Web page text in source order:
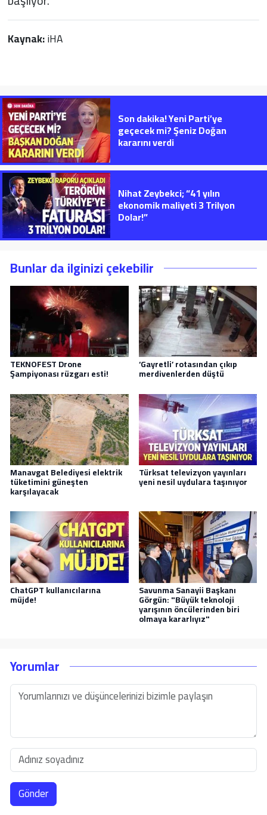
Kaynak:iHA
Son dakika! Yeni Parti’ye
geçecek mi? Şeniz Doğan
kararını verdi
Nihat Zeybekci; “41 yılın
ekonomik maliyeti 3 Trilyon
Dolar!”
Bunlar da ilginizi çekebilir
TEKNOFEST Drone
Şampiyonası rüzgarı esti!
‘Gayretli’ rotasından çıkıp
merdivenlerden düştü
Manavgat Belediyesi elektrik
tüketimini güneşten
karşılayacak
Türksat televizyon yayınları
yeni nesil uydulara taşınıyor
ChatGPT kullanıcılarına
müjde!
Savunma Sanayii Başkanı
Görgün: "Büyük teknoloji
yarışının öncülerinden biri
olmaya kararlıyız"
Yorumlar
Gönder